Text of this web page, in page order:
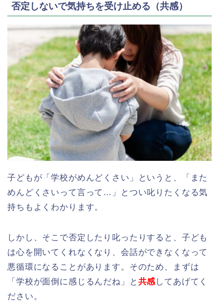
否定しないで気持ちを受け止める（共感）
子どもが「学校がめんどくさい」というと、「また
めんどくさいって言って…」とつい叱りたくなる気
持ちもよくわかります。
しかし、そこで否定したり叱ったりすると、子ども
は心を開いてくれなくなり、会話ができなくなって
悪循環になることがあります。そのため、まずは
「学校が面倒に感じるんだね」と 共感してあげてく
ださい。